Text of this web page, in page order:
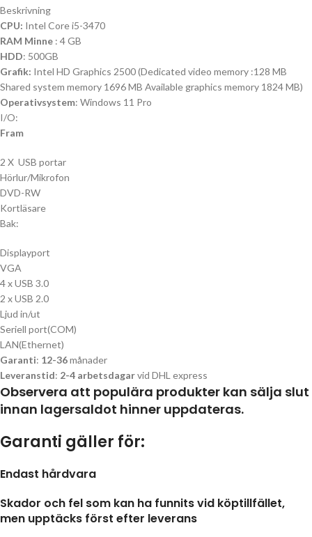
Beskrivning
CPU: Intel Core i5-3470
RAM Minne : 4 GB
HDD: 500GB
Grafik: Intel HD Graphics 2500 (Dedicated video memory :128 MB
Shared system memory 1696 MB Available graphics memory 1824 MB)
Operativsystem: Windows 11 Pro
I/O:
Fram
2 X USB portar
Hörlur/Mikrofon
DVD-RW
Kortläsare
Bak:
Displayport
VGA
4 x USB 3.0
2 x USB 2.0
Ljud in/ut
Seriell port(COM)
LAN(Ethernet)
Garanti: 12-36månader
Leveranstid: 2-4 arbetsdagarvid DHL express
Observera att populära produkter kan sälja slut
innan lagersaldot hinner uppdateras.
Garanti gäller för:
Endast hårdvara
Skador och fel som kan ha funnits vid köptillfället,
men upptäcks först efter leverans